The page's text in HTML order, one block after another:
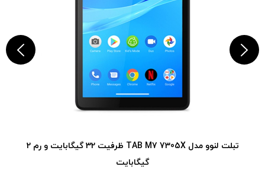
تبلت لنوو مدل TAB M7 7305X ظرفیت 32 گیگابایت و رم 2
گیگابایت